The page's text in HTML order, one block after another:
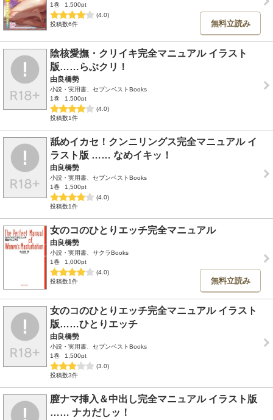
1巻
1,500pt
(4.0)
投稿数6件
無料立読み
陰核愛撫・クリイキ完全マニュアル イラスト
版……らぶクリ！
由良橋勢
小説・実用書、セブンベストBooks
1巻
1,500pt
(4.0)
投稿数1件
舐めイカセ！クンニリングス完全マニュアル イ
ラスト版 …… なめイキッ！
由良橋勢
小説・実用書、セブンベストBooks
1巻
1,500pt
(4.0)
投稿数1件
女のコのひとりエッチ完全マニュアル
由良橋勢
小説・実用書、サクラBooks
1巻
1,000pt
(4.0)
投稿数1件
無料立読み
女のコのひとりエッチ完全マニュアル イラスト
版……ひとりエッチ
由良橋勢
小説・実用書、セブンベストBooks
1巻
1,500pt
(3.0)
投稿数3件
膣ナマ挿入＆中出し完全マニュアル イラスト版
…… ナカだしッ！